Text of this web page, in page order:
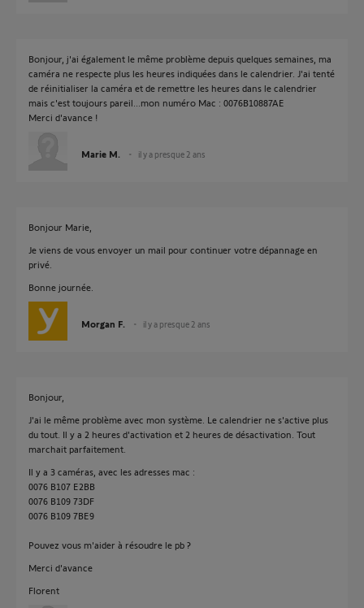
Bonjour, j'ai également le même problème depuis quelques semaines, ma
caméra ne respecte plus les heures indiquées dans le calendrier. J'ai tenté
de réinitialiser la caméra et de remettre les heures dans le calendrier
mais c'est toujours pareil...mon numéro Mac : 0076B10887AE
Merci d'avance !
Marie M. il y a presque 2 ans
Bonjour Marie,
Je viens de vous envoyer un mail pour continuer votre dépannage en
privé.
Bonne journée.
Morgan F. il y a presque 2 ans
Bonjour,
J'ai le même problème avec mon système. Le calendrier ne s'active plus
du tout. Il y a 2 heures d'activation et 2 heures de désactivation. Tout
marchait parfaitement.
Il y a 3 caméras, avec les adresses mac :
0076 B107 E2BB
0076 B109 73DF
0076 B109 7BE9
Pouvez vous m'aider à résoudre le pb ?
Merci d'avance
Florent